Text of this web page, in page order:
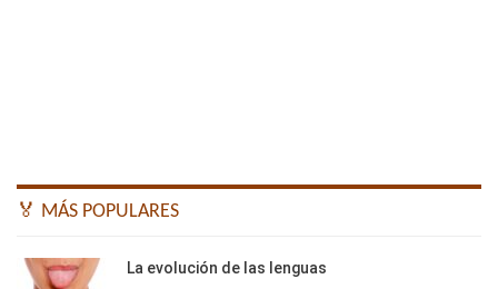
🏅 MÁS POPULARES
La evolución de las lenguas